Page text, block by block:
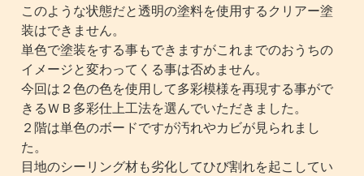
このような状態だと透明の塗料を使用するクリアー塗
装はできません。
単色で塗装をする事もできますがこれまでのおうちの
イメージと変わってくる事は否めません。
今回は２色の色を使用して多彩模様を再現する事がで
きるＷＢ多彩仕上工法を選んでいただきました。
２階は単色のボードですが汚れやカビが見られまし
た。
目地のシーリング材も劣化してひび割れを起こしてい